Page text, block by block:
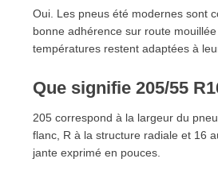
Oui. Les pneus été modernes sont
bonne adhérence sur route
températures restent adaptées à
Que signifie 205/55
205 correspond à la largeur du
flanc, R à la structure radiale et 16
jante exprimé en pouces.